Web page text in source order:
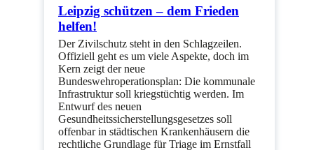
Leipzig schützen – dem Frieden
helfen!
Der Zivilschutz steht in den Schlagzeilen.
Offiziell geht es um viele Aspekte, doch im
Kern zeigt der neue
Bundeswehroperationsplan: Die kommunale
Infrastruktur soll kriegstüchtig werden. Im
Entwurf des neuen
Gesundheitssicherstellungsgesetzes soll
offenbar in städtischen Krankenhäusern die
rechtliche Grundlage für Triage im Ernstfall